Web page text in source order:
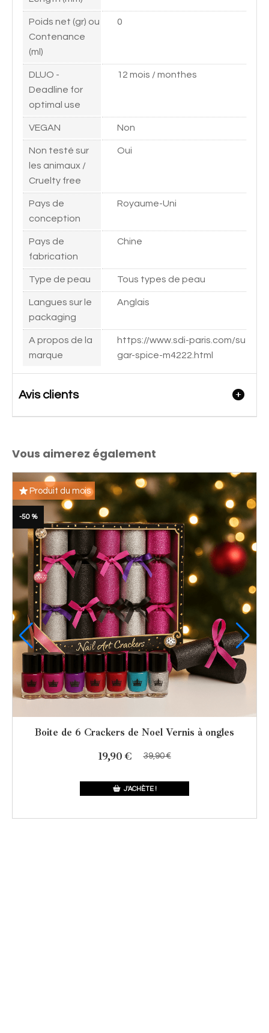
Poids net (gr) ou
Contenance
(ml)
0
DLUO -
Deadline for
optimal use
12 mois / monthes
VEGAN Non
Non testé sur
les animaux /
Cruelty free
Oui
Pays de
conception
Royaume-Uni
Pays de
fabrication
Chine
Type de peau Tous types de peau
Langues sur le
packaging
Anglais
A propos de la
marque
https://www.sdi-paris.com/su
gar-spice-m4222.html
Avis clients
Vous aimerez également
-50 %
Boite de 6 Crackers de Noel Vernis à ongles
19,90€ 39,90€
J'ACHÈTE !
Produit du mois